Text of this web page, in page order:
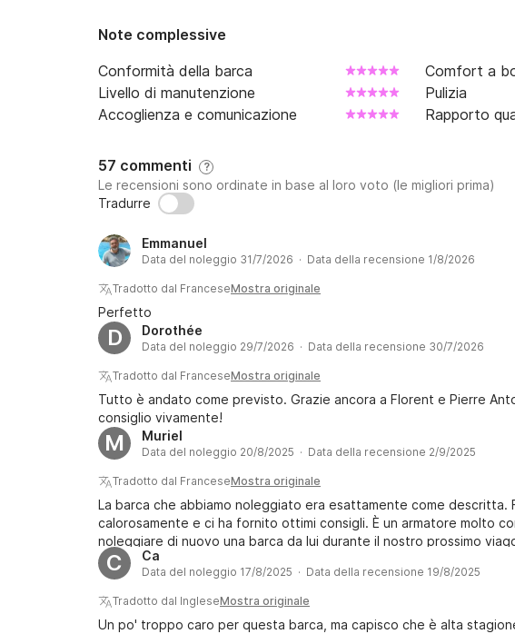
Note complessive
Conformità della barca
Comfort a
Livello di manutenzione
Pulizia
Accoglienza e comunicazione
Rapporto
57 commenti ?
Le recensioni sono ordinate in base al loro voto (le migliori prima)
Tradurre
Emmanuel
Data del noleggio 31/7/2026 · Data della recensione 1/8/2026
Tradotto dal FranceseMostra originale
Perfetto
D Dorothée
Data del noleggio 29/7/2026 · Data della recensione 30/7/2026
Tradotto dal FranceseMostra originale
Tutto è andato come previsto. Grazie ancora a Florent e Pierre
consiglio vivamente!
M Muriel
Data del noleggio 20/8/2025 · Data della recensione 2/9/2025
Tradotto dal FranceseMostra originale
La barca che abbiamo noleggiato era esattamente come descritta.
calorosamente e ci ha fornito ottimi consigli. È un armatore molto
noleggiare di nuovo una barca da lui durante il nostro prossimo
C Ca
Data del noleggio 17/8/2025 · Data della recensione 19/8/2025
Tradotto dal IngleseMostra originale
Un po' troppo caro per questa barca, ma capisco che è alta